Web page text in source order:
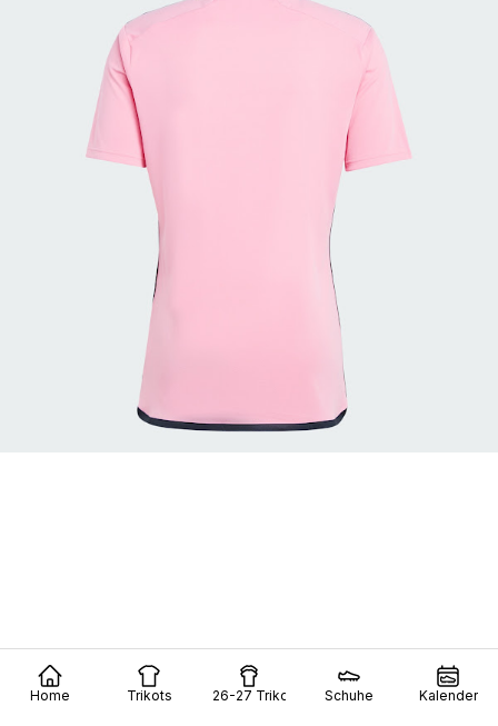
Home Trikots 26-27 Trikots Schuhe Kalender